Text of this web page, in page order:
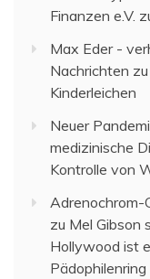
Finanzen e.V.
Max Eder -
Nachrichten zu
Kinderleichen
Neuer
medizinische
Kontrolle von
Adrenochrom-
zu Mel Gibson
Hollywood ist
Pädophilenring